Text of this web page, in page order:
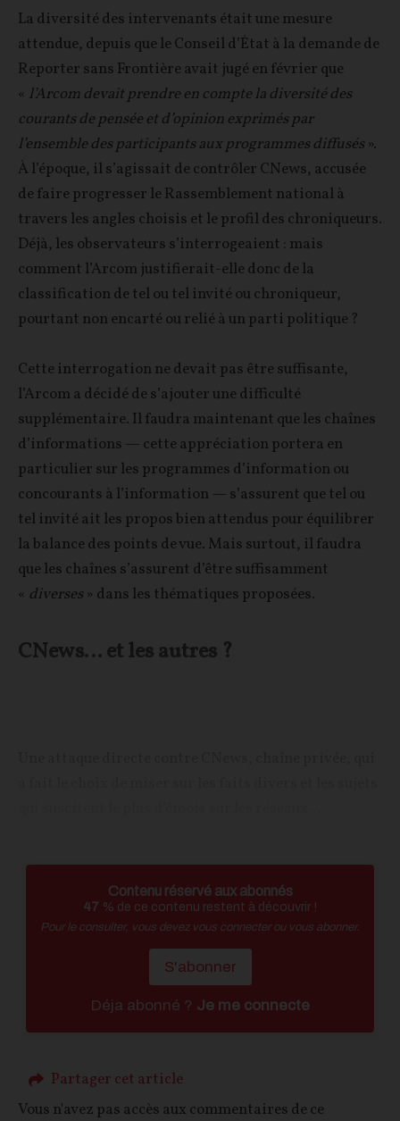
La diversité des intervenants était une mesure
attendue, depuis que le Conseil d’État à la demande de
Reporter sans Frontière avait jugé en février que
« l’Arcom devait prendre en compte la diversité des
courants de pensée et d’opinion exprimés par
l’ensemble des participants aux programmes diffusés ».
À l’époque, il s’agissait de contrôler CNews, accusée
de faire progresser le Rassemblement national à
travers les angles choisis et le profil des chroniqueurs.
Déjà, les observateurs s’interrogeaient : mais
comment l’Arcom justifierait-elle donc de la
classification de tel ou tel invité ou chroniqueur,
pourtant non encarté ou relié à un parti politique ?
Cette interrogation ne devait pas être suffisante,
l’Arcom a décidé de s’ajouter une difficulté
supplémentaire. Il faudra maintenant que les chaînes
d’informations — cette appréciation portera en
particulier sur les programmes d’information ou
concourants à l’information — s’assurent que tel ou
tel invité ait les propos bien attendus pour équilibrer
la balance des points de vue. Mais surtout, il faudra
que les chaînes s’assurent d’être suffisamment
« diverses » dans les thématiques proposées.
CNews… et les autres ?
Contenu réservé aux abonnés
47 % de ce contenu restent à découvrir !
Pour le consulter, vous devez vous connecter ou vous abonner.
S'abonner
Déja abonné ? Je me connecte
Partager cet article
Vous n'avez pas accès aux commentaires de ce